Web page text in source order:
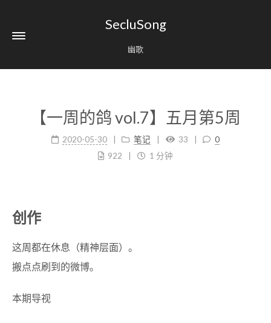
SecluSong
幽歌
【一周的鸽 vol.7】五月第5周
2020-05-30 笔记 33
0
922
1 分钟
创作
这周都在休息（精神层面）。
搬点点刷到的微博。
本期导视